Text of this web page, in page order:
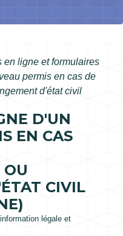
en ligne et formulaires
permis en cas de
d'état civil
D'UN
EN CAS
CIVIL
légale et